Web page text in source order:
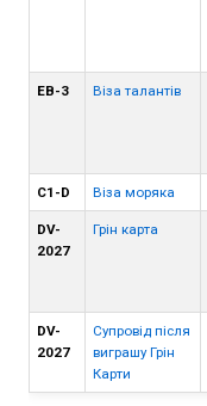
ЕВ-3 Віза талантів
С1-D Віза моряка
DV-
2027
Грін карта
DV-
2027
Супровід після
виграшу Грін
Карти